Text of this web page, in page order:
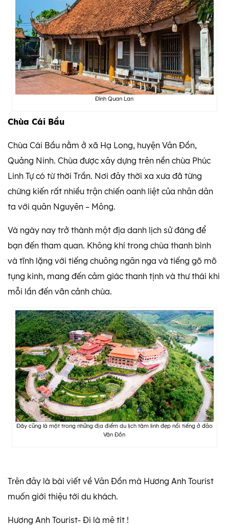
Đình Quan Lan
Chùa Cái Bầu
Chùa Cái Bầu nằm ở xã Hạ Long, huyện Vân Đồn,
Quảng Ninh. Chùa được xây dựng trên nền chùa Phúc
Linh Tự có từ thời Trần. Nơi đây thời xa xưa đã từng
chứng kiến rất nhiều trận chiến oanh liệt của nhân dân
ta với quân Nguyên – Mông.
Và ngày nay trở thành một địa danh lịch sử đáng để
bạn đến tham quan. Không khí trong chùa thanh bình
và tĩnh lặng với tiếng chuông ngân nga và tiếng gõ mõ
tụng kinh, mang đến cảm giác thanh tịnh và thư thái khi
mỗi lần đến vãn cảnh chùa.
Đây cũng là một trong những địa điểm du lịch tâm linh đẹp nổi tiếng ở đảo
Vân Đồn
Trên đây là bài viết về Vân Đồn mà Hương Anh Tourist
muốn giới thiệu tới du khách.
Hương Anh Tourist- Đi là mê tít !